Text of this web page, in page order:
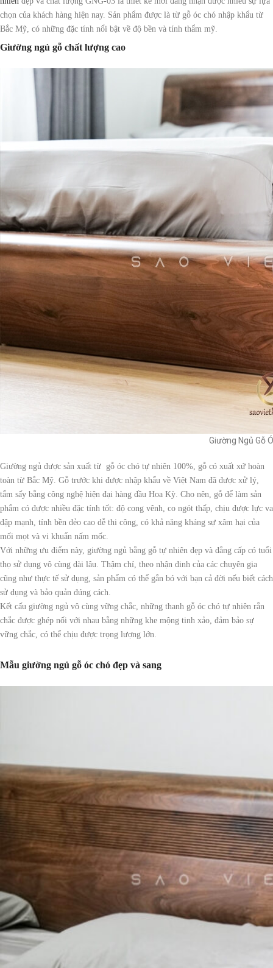
chọn của khách hàng hiện nay. Sản phẩm được là từ gỗ óc chó nhập khẩu từ
Bắc Mỹ, có những đặc tính nổi bật về độ bền và tính thẩm mỹ.
Giường ngủ gỗ chất lượng cao
Giường Ngủ Gỗ
Giường ngủ được sản xuất từ gỗ óc chó tự nhiên 100%, gỗ có xuất xứ hoàn
toàn từ Bắc Mỹ. Gỗ trước khi được nhập khẩu về Việt Nam đã được xử lý,
tẩm sấy bằng công nghệ hiện đại hàng đầu Hoa Kỳ. Cho nên, gỗ để làm sản
phẩm có được nhiều đặc tính tốt: độ cong vênh, co ngót thấp, chịu được lực va
đập mạnh, tính bền dẻo cao dễ thi công, có khả năng kháng sự xâm hại của
mối mọt và vi khuẩn nấm mốc.
Với những ưu điểm này, giường ngủ bằng gỗ tự nhiên đẹp và đẳng cấp có tuổi
thọ sử dụng vô cùng dài lâu. Thậm chí, theo nhận đinh của các chuyên gia
cũng như thực tế sử dụng, sản phẩm có thể gắn bó với bạn cả đời nếu biết cách
sử dụng và bảo quản đúng cách.
Kết cấu giường ngủ vô cùng vững chắc, những thanh gỗ óc chó tự nhiên rắn
chắc được ghép nối với nhau bằng những khe mộng tinh xảo, đảm bảo sự
vững chắc, có thể chịu được trọng lượng lớn.
Mẫu giường ngủ gỗ óc chó đẹp và sang